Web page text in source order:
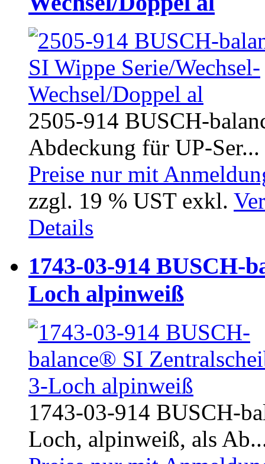
2505-914 BUSCH-
Abdeckung für UP-Ser...
Preise nur mit
zzgl. 19 % UST exkl.
Details
1743-03-914 BUSCH-
Loch alpinweiß
1743-03-914 BUSCH-
Loch, alpinweiß, als